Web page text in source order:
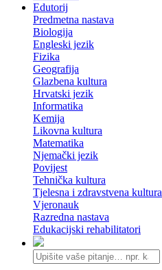
Edutorij
Predmetna nastava
Biologija
Engleski jezik
Fizika
Geografija
Glazbena kultura
Hrvatski jezik
Informatika
Kemija
Likovna kultura
Matematika
Njemački jezik
Povijest
Tehnička kultura
Tjelesna i zdravstvena kultura
Vjeronauk
Razredna nastava
Edukacijski rehabilitatori